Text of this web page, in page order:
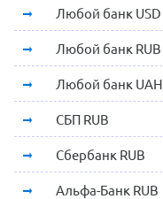
Любой банк USD
Любой банк RUB
Любой банк UAH
СБП RUB
Сбербанк RUB
Альфа-Банк RUB